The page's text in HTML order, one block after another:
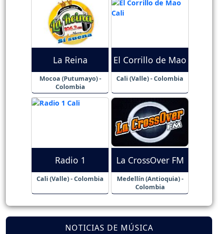
La Reina
Mocoa (Putumayo) -
Colombia
El Corrillo de Mao
Cali (Valle) - Colombia
Radio 1
Cali (Valle) - Colombia
La CrossOver FM
Medellín (Antioquia) -
Colombia
NOTICIAS DE MÚSICA